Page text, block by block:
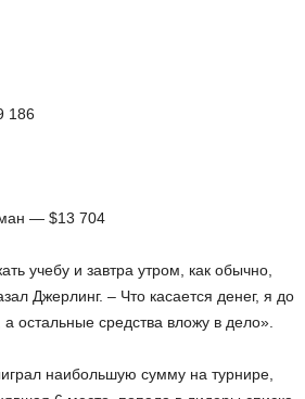
186
— $13 704
учебу и завтра утром, как обычно,
Джерлинг. – Что касается денег, я до
остальные средства вложу в дело».
наибольшую сумму на турнире,